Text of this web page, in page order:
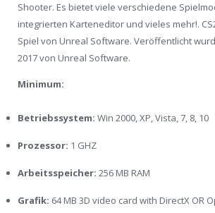
Shooter. Es bietet viele verschiedene
integrierten Karteneditor und vieles mehr!.
Spiel von Unreal Software. Veröffentlicht
2017 von Unreal Software.
Minimum:
Betriebssystem: Win 2000, XP, Vista, 7, 8, 10
Prozessor: 1 GHZ
Arbeitsspeicher: 256 MB RAM
Grafik: 64 MB 3D video card with DirectX OR